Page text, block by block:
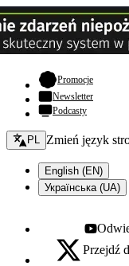
Promocje- otwiera
Newsletter
Podcasty
Zmień język - bieżący:
PL Zmień język
English (EN)
Українська (UA)
Youtube -
X - otwiera się w
Przejdź